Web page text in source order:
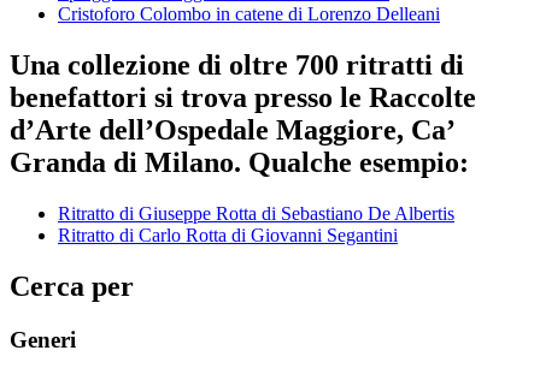
Cristoforo Colombo in catene di Lorenzo Delleani
Una collezione di oltre 700 ritratti di
benefattori si trova presso le Raccolte
d’Arte dell’Ospedale Maggiore, Ca’
Granda di Milano. Qualche esempio:
Ritratto di Giuseppe Rotta di Sebastiano De Albertis
Ritratto di Carlo Rotta di Giovanni Segantini
Cerca per
Generi